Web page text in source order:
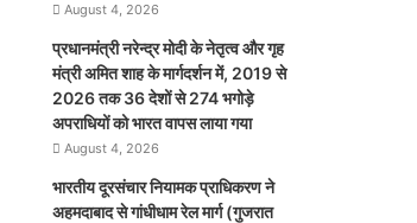
August 4, 2026
प्रधानमंत्री नरेन्द्र मोदी के नेतृत्व और गृह
मंत्री अमित शाह के मार्गदर्शन में, 2019 से
2026 तक 36 देशों से 274 भगोड़े
अपराधियों को भारत वापस लाया गया
August 4, 2026
भारतीय दूरसंचार नियामक प्राधिकरण ने
अहमदाबाद से गांधीधाम रेल मार्ग (गुजरात